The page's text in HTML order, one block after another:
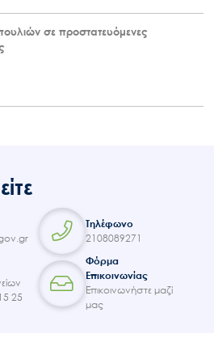
σε προστατευόμενες
Τηλέφωνο
2108089271
25
Φόρμα
Επικοινωνίας
Επικοινωνήστε μαζί
μας